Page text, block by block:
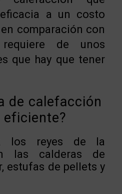
a un costo
comparación con
de unos
que hay que tener
de calefacción
eficiente?
los reyes de la
las calderas de
estufas de pellets y